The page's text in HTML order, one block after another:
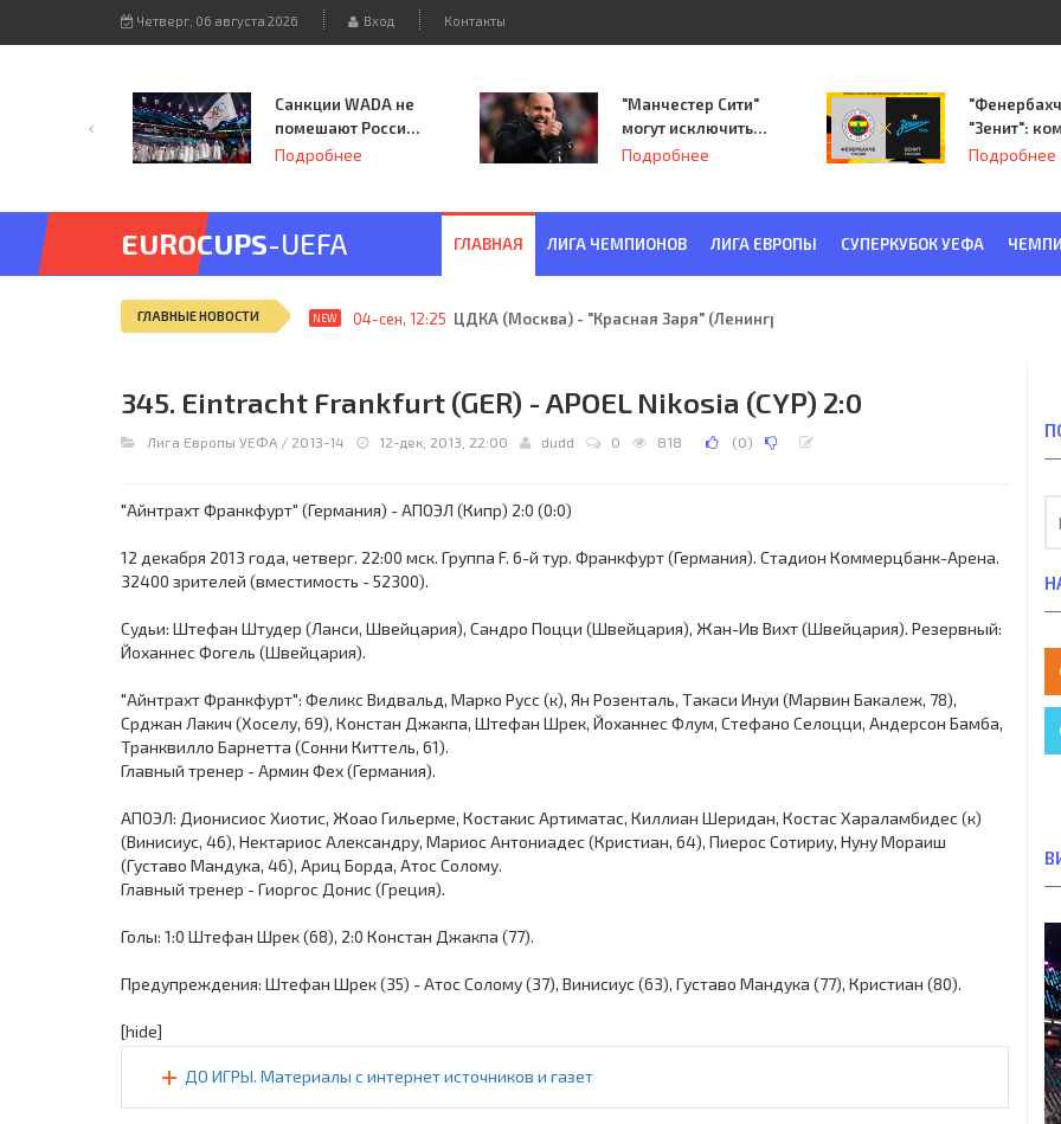
Четверг, 06 августа 2026 Вход Контакты
Санкции WADA не
помешают России
принять
Подробнее
"Манчестер Сити"
могут исключить
из Лиги
Подробнее
"Зенит":
Семака
Подробнее
EUROCUPS-UEFA ГЛАВНАЯ ЛИГА ЧЕМПИОНОВ ЛИГА ЕВРОПЫ СУПЕРКУБОК УЕФА
ГЛАВНЫЕ НОВОСТИ NEW 04-сен, 12:25 ЦДКА (Москва) - "Красная Заря" (Ленинград) 6:2
345. Eintracht Frankfurt (GER) - APOEL Nikosia (CYP) 2:0
Лига Европы УЕФА / 2013-14 12-дек, 2013, 22:00 dudd 0 818 (0)
"Айнтрахт Франкфурт" (Германия) - АПОЭЛ (Кипр) 2:0 (0:0)
12 декабря 2013 года, четверг. 22:00 мск. Группа F. 6-й тур. Франкфурт (Германия). Стадион Коммерцбанк-Арена.
32400 зрителей (вместимость - 52300).
Судьи: Штефан Штудер (Ланси, Швейцария), Сандро Поцци (Швейцария), Жан-Ив Вихт (Швейцария). Резервный:
Йоханнес Фогель (Швейцария).
"Айнтрахт Франкфурт": Феликс Видвальд, Марко Русс (к), Ян Розенталь, Такаси Инуи (Марвин Бакалеж, 78),
Срджан Лакич (Хоселу, 69), Констан Джакпа, Штефан Шрек, Йоханнес Флум, Стефано Селоцци, Андерсон Бамба,
Транквилло Барнетта (Сонни Киттель, 61).
Главный тренер - Армин Фех (Германия).
АПОЭЛ: Дионисиос Хиотис, Жоао Гильерме, Костакис Артиматас, Киллиан Шеридан, Костас Хараламбидес (к)
(Винисиус, 46), Нектариос Александру, Мариос Антониадес (Кристиан, 64), Пиерос Сотириу, Нуну Мораиш
(Густаво Мандука, 46), Ариц Борда, Атос Солому.
Главный тренер - Гиоргос Донис (Греция).
Голы: 1:0 Штефан Шрек (68), 2:0 Констан Джакпа (77).
Предупреждения: Штефан Шрек (35) - Атос Солому (37), Винисиус (63), Густаво Мандука (77), Кристиан (80).
[hide]
ДО ИГРЫ. Материалы с интернет источников и газет